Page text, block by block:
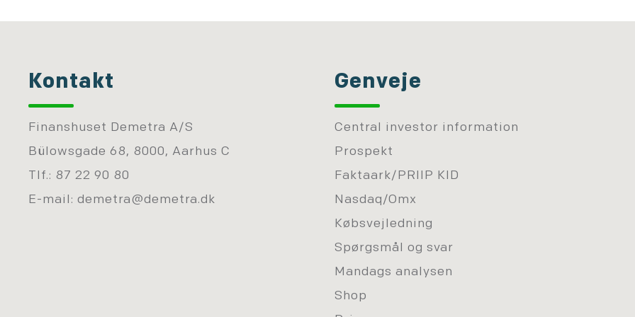
Kontakt
Finanshuset Demetra A/S
Bülowsgade 68, 8000, Aarhus C
Tlf.: 87 22 90 80
E-mail: demetra@demetra.dk
Genveje
Central investor information
Prospekt
Faktaark/PRIIP KID
Nasdaq/Omx
Købsvejledning
Spørgsmål og svar
Mandags analysen
Shop